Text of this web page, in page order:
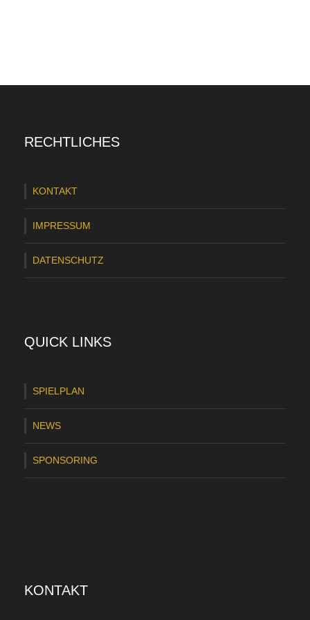
RECHTLICHES
KONTAKT
IMPRESSUM
DATENSCHUTZ
QUICK LINKS
SPIELPLAN
NEWS
SPONSORING
KONTAKT